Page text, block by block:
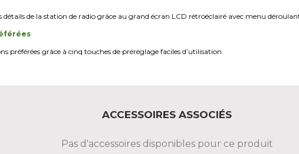
détails de la station de radio grâce au grand écran LCD rétroéclairé avec menu
préférées grâce à cinq touches de préréglage faciles d’utilisation.
ACCESSOIRES ASSOCIÉS
Pas d'accessoires disponibles pour ce produit